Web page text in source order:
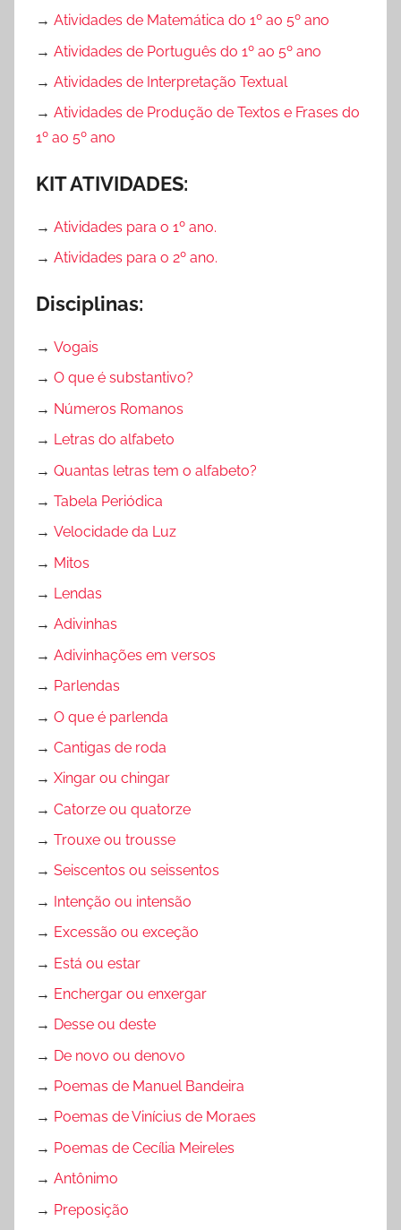
→ Atividades de Matemática do 1º ao 5º ano
→ Atividades de Português do 1º ao 5º ano
→ Atividades de Interpretação Textual
→ Atividades de Produção de Textos e Frases do
1º ao 5º ano
KIT ATIVIDADES:
→ Atividades para o 1º ano.
→ Atividades para o 2º ano.
Disciplinas:
→ Vogais
→ O que é substantivo?
→ Números Romanos
→ Letras do alfabeto
→ Quantas letras tem o alfabeto?
→ Tabela Periódica
→ Velocidade da Luz
→ Mitos
→ Lendas
→ Adivinhas
→ Adivinhações em versos
→ Parlendas
→ O que é parlenda
→ Cantigas de roda
→ Xingar ou chingar
→ Catorze ou quatorze
→ Trouxe ou trousse
→ Seiscentos ou seissentos
→ Intenção ou intensão
→ Excessão ou exceção
→ Está ou estar
→ Enchergar ou enxergar
→ Desse ou deste
→ De novo ou denovo
→ Poemas de Manuel Bandeira
→ Poemas de Vinícius de Moraes
→ Poemas de Cecília Meireles
→ Antônimo
→ Preposição